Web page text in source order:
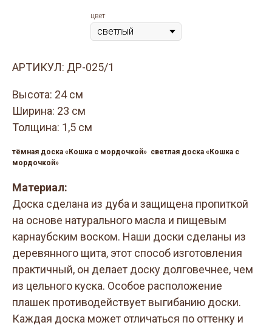
цвет
АРТИКУЛ: ДР-025/1
Высота: 24 см
Ширина: 23 см
Толщина: 1,5 см
тёмная доска «Кошка с мордочкой» светлая доска «Кошка с
мордочкой»
Материал:
Доска сделана из дуба и защищена пропиткой
на основе натурального масла и пищевым
карнаубским воском. Наши доски сделаны из
деревянного щита, этот способ изготовления
практичный, он делает доску долговечнее, чем
из цельного куска. Особое расположение
плашек противодействует выгибанию доски.
Каждая доска может отличаться по оттенку и